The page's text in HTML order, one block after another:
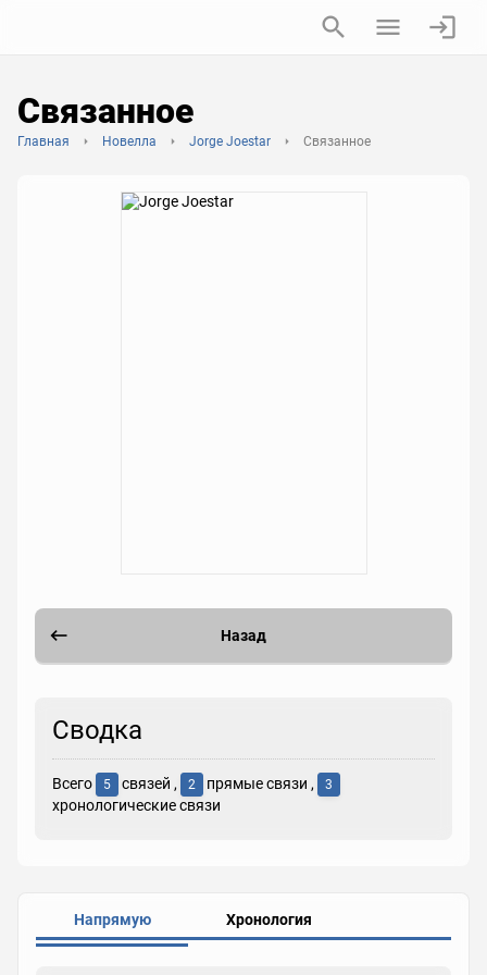
Связанное
Главная Новелла Jorge Joestar Связанное
Назад
Сводка
Всего 5 связей , 2 прямые связи , 3
хронологические связи
Напрямую Хронология